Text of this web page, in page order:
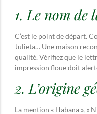
1. Le nom de
C’est le point de départ.
Julieta… Une maison
qualité. Vérifiez que le
impression floue doit
2. L’origine
La mention « Habana », «